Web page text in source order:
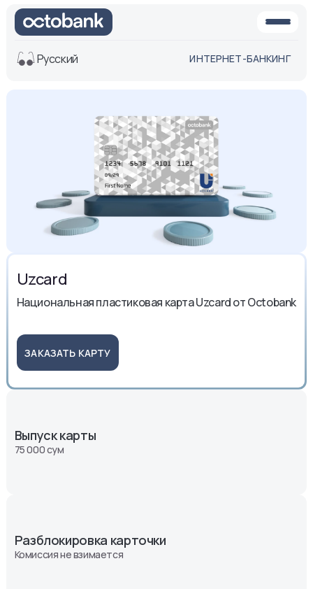
Черно-
белая
версия
Размер шрифта
Aa -
Aa
Aa +
Русский ИНТЕРНЕТ-БАНКИНГ
Uzcard
Национальная пластиковая карта Uzcard от Octobank
ЗАКАЗАТЬ КАРТУ
Выпуск карты
75 000 сум
Разблокировка карточки
Комиссия не взимается